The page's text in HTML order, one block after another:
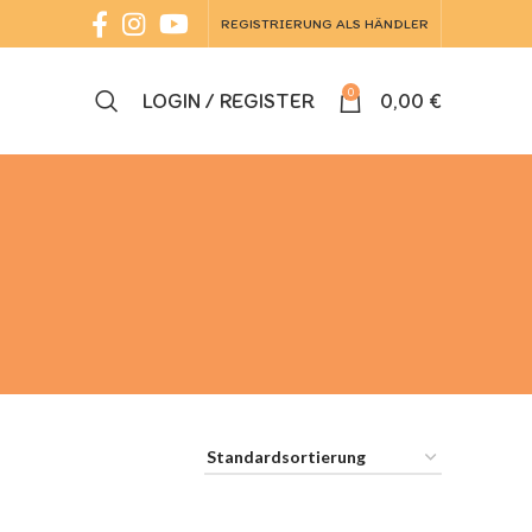
REGISTRIERUNG ALS HÄNDLER
LOGIN / REGISTER 0 0,00 €